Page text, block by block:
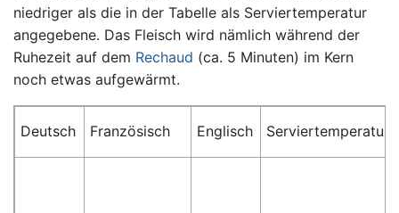
niedriger als die in der Tabelle als Serviertemperatur
angegebene. Das Fleisch wird nämlich während der
Ruhezeit auf dem Rechaud (ca. 5 Minuten) im Kern
noch etwas aufgewärmt.
Deutsch Französisch Englisch Serviertemperatur